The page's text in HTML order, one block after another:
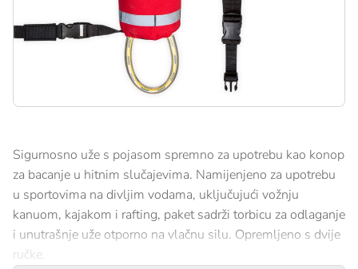
Sigurnosno uže s pojasom spremno za upotrebu kao konop
za bacanje u hitnim slučajevima. Namijenjeno za upotrebu
u sportovima na divljim vodama, uključujući vožnju
kanuom, kajakom i rafting, paket sadrži torbicu za odlaganje
i unutrašnje uže otporno na vlačnu silu. Opremljeno s dvije
ručke.